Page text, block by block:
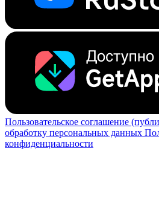
Пользовательское соглашение
обработку персональных данных
конфиденциальности